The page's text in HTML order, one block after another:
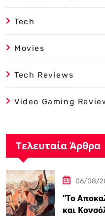
Tech
Movies
Tech Reviews
Video Gaming
Τελευταία Άρθρα
06/08/
“Το
και